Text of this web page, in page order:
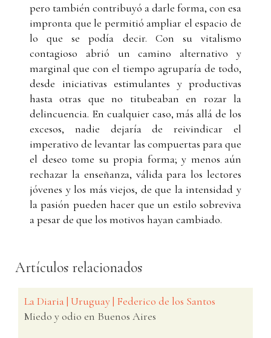
pero también contribuyó a darle forma, con esa
impronta que le permitió ampliar el espacio de
lo que se podía decir. Con su vitalismo
contagioso abrió un camino alternativo y
marginal que con el tiempo agruparía de todo,
desde iniciativas estimulantes y productivas
hasta otras que no titubeaban en rozar la
delincuencia. En cualquier caso, más allá de los
excesos, nadie dejaría de reivindicar el
imperativo de levantar las compuertas para que
el deseo tome su propia forma; y menos aún
rechazar la enseñanza, válida para los lectores
jóvenes y los más viejos, de que la intensidad y
la pasión pueden hacer que un estilo sobreviva
a pesar de que los motivos hayan cambiado.
Artículos relacionados
La Diaria | Uruguay | Federico de los Santos
Miedo y odio en Buenos Aires